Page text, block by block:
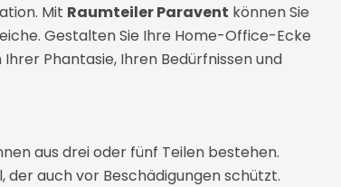
Mit Raumteiler Paravent können Sie
Gestalten Sie Ihre Home-Office-Ecke
Phantasie, Ihren Bedürfnissen und
aus drei oder fünf Teilen bestehen.
der auch vor Beschädigungen schützt.